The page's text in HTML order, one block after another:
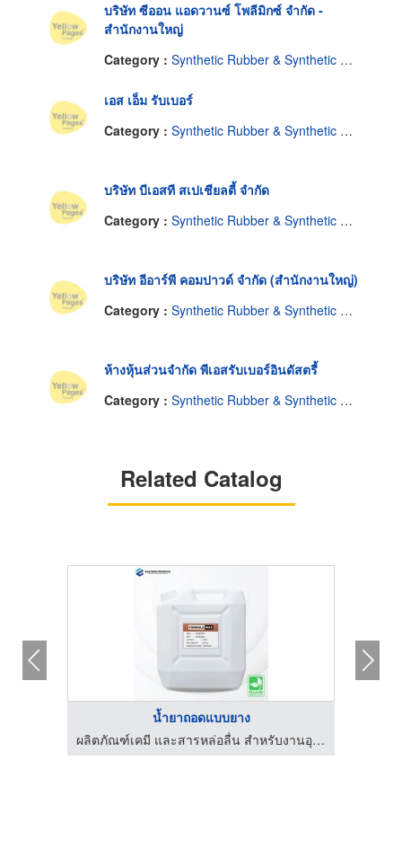
บริษัท ซีออน แอดวานซ์ โพลีมิกซ์ จำกัด -
สำนักงานใหญ่
Category : Synthetic Rubber & Synthetic Rubber Products
เอส เอ็ม รับเบอร์
Category : Synthetic Rubber & Synthetic Rubber Products
บริษัท บีเอสที สเปเชียลตี้ จำกัด
Category : Synthetic Rubber & Synthetic Rubber Products
บริษัท อีอาร์พี คอมปาวด์ จำกัด (สำนักงานใหญ่)
Category : Synthetic Rubber & Synthetic Rubber Products
ห้างหุ้นส่วนจำกัด พีเอสรับเบอร์อินดัสตรี้
Category : Synthetic Rubber & Synthetic Rubber Products
Related Catalog
น้ำยาถอดแบบยาง
ผลิตภัณฑ์เคมี และสารหล่อลื่น สำหรับงานอุตสาหกรรม